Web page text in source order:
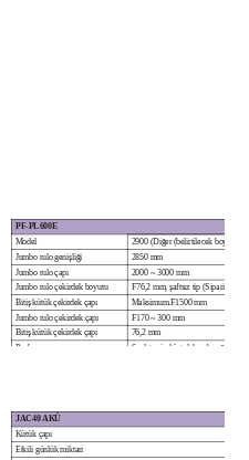
PF-PL600E
Model
2900 (Diğer (belirtilecek boyut)
Jumbo rulo genişliği 2850 mm
Jumbo rulo çapı
2000 ~ 3000 mm
Jumbo rulo çekirdek boyutu
F76,2 mm, şaftsız tip (Sipariş
Bitiş kütük çekirdek çapı
Maksimum.F1500 mm
Jumbo rulo çekirdek çapı
F170 ~ 300 mm
Bitiş kütük çekirdek çapı 76,2 mm
Perforasyon
6 adet spiral üst delme bıçağı,
Gerilim kontrolü
Enkoder, PLC, İnverter
Makine hızı
JAC40 AKÜ
Kütük çapı
Etkili günlük miktarı